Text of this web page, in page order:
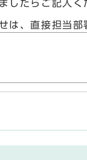
したらご記入く
は、直接担当